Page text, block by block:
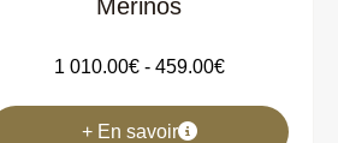
Merinos
459.00€
-
1 010.00€
En savoir +